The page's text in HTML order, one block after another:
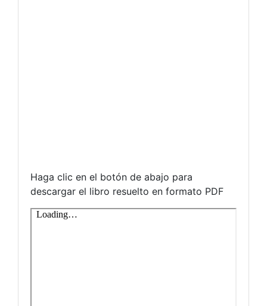
Haga clic en el botón de abajo para
descargar el libro resuelto en formato PDF